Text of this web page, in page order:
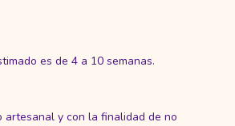
es de 4 a 10 semanas.
artesanal y con la finalidad de no